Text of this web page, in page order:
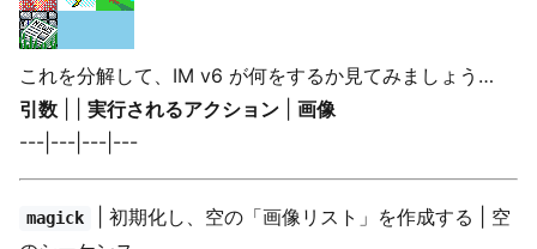
これを分解して、IM v6 が何をするか見てみましょう…
引数
実行されるアクション
画像
---|---|---|---
magick
| 初期化し、空の「画像リスト」を作成する | 空